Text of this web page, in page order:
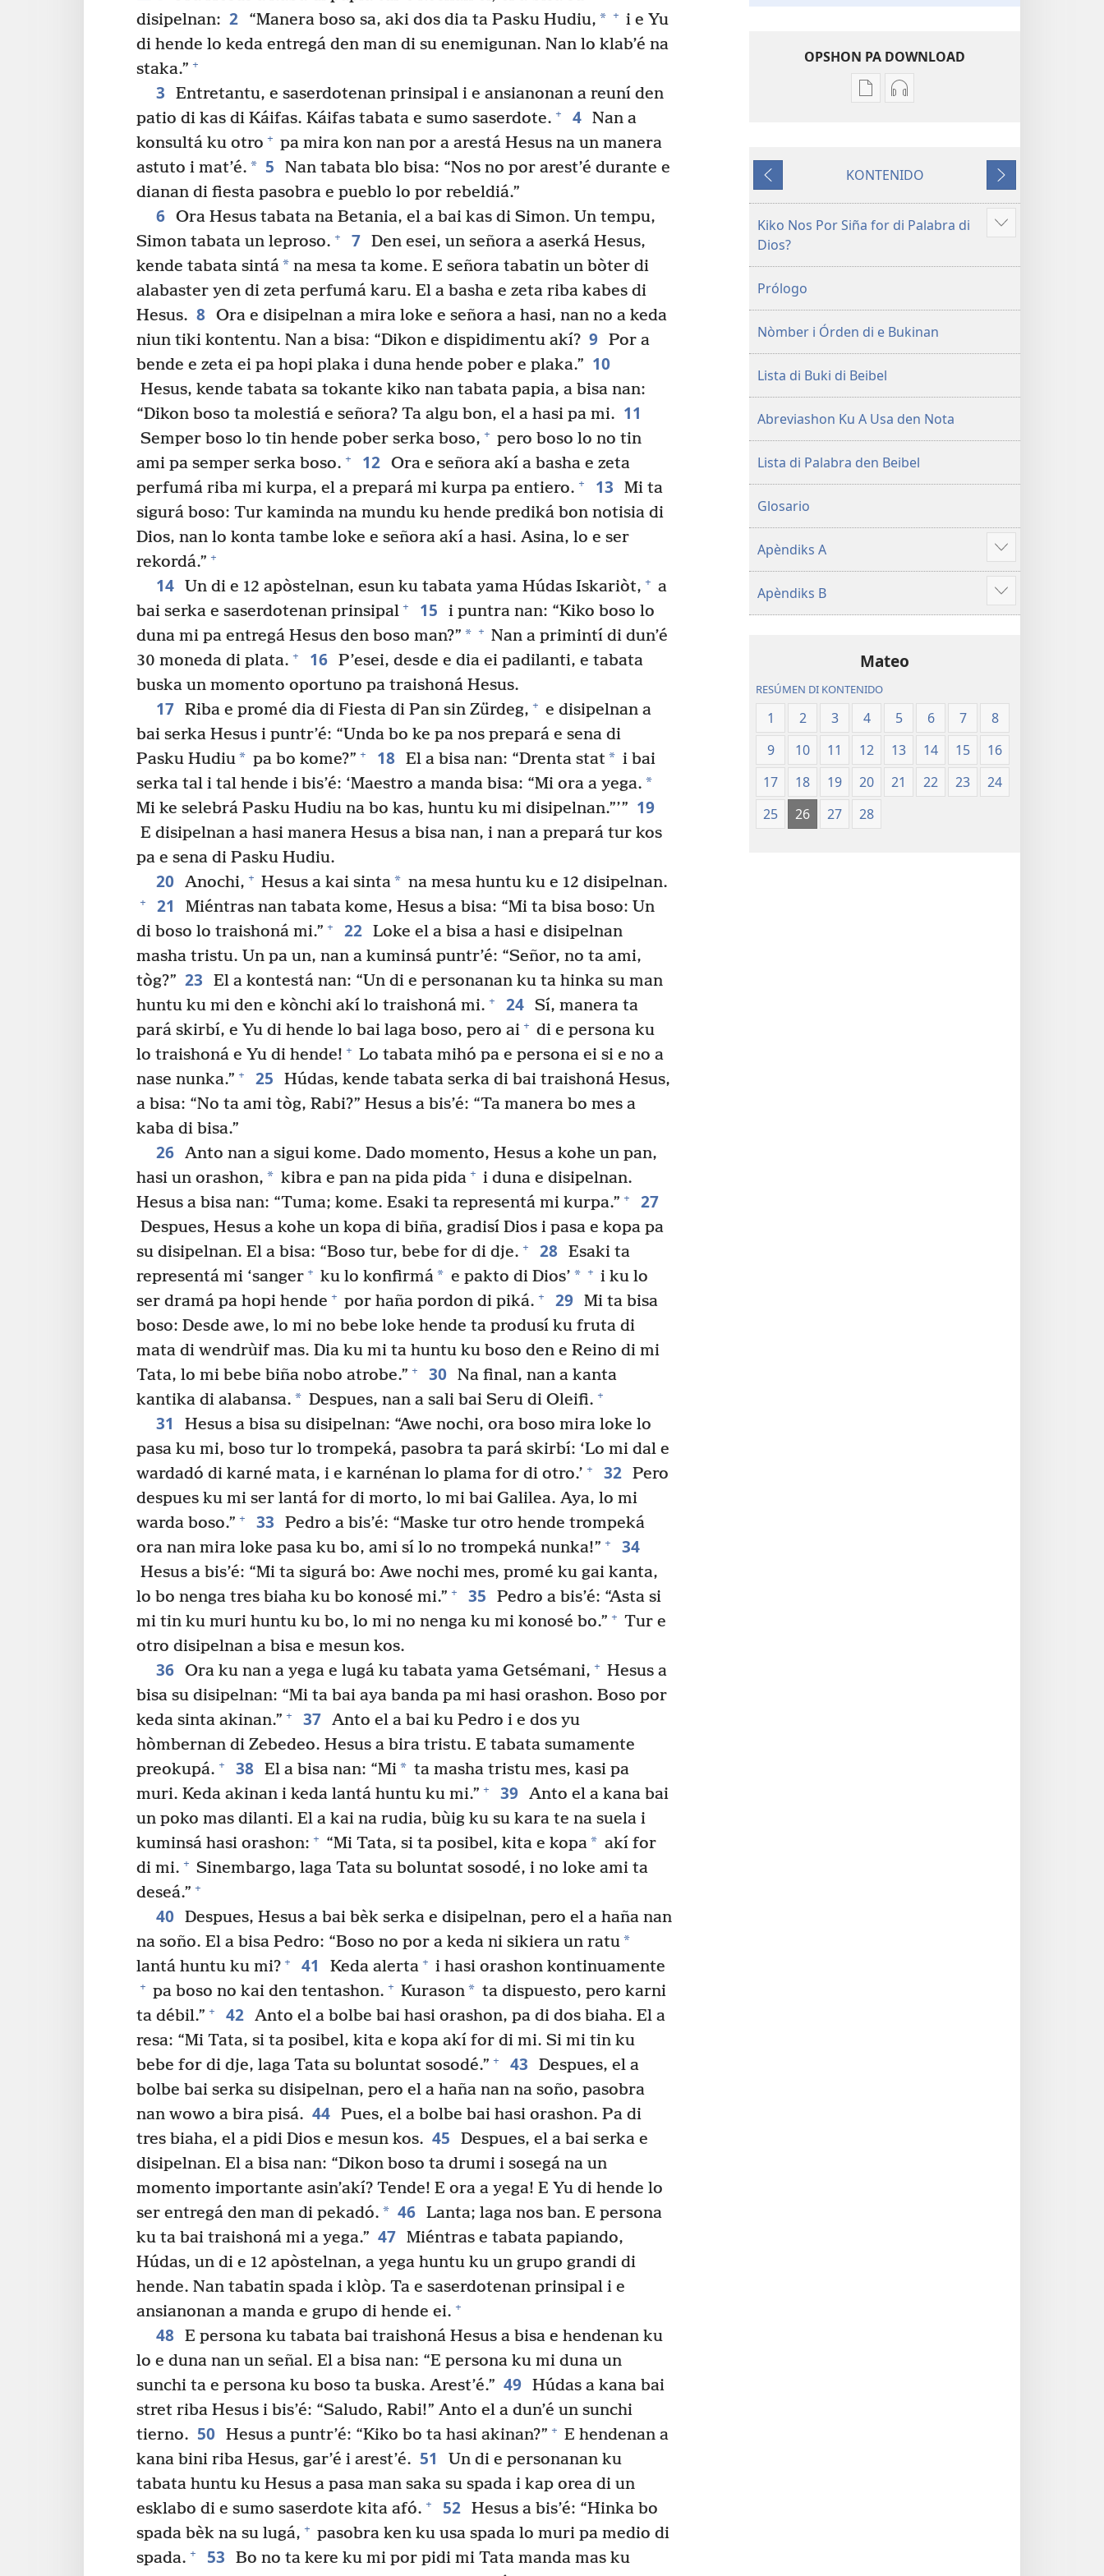
disipelnan: 2 “Manera boso sa, aki dos dia ta Pasku Hudiu, * + i e Yu
di hende lo keda entregá den man di su enemigunan. Nan lo klab’é na
staka.” +
3
Entretantu, e saserdotenan prinsipal i e ansianonan a reuní den
patio di kas di Káifas. Káifas tabata e sumo saserdote. + 4 Nan a
konsultá ku otro + pa mira kon nan por a arestá Hesus na un manera
astuto i mat’é. * 5
Nan tabata blo bisa: “Nos no por arest’é durante e
dianan di fiesta pasobra e pueblo lo por rebeldiá.”
6 Ora Hesus tabata na Betania, el a bai kas di Simon. Un tempu,
Simon tabata un leproso. + 7 Den esei, un señora a aserká Hesus,
kende tabata sintá* na mesa ta kome. E señora tabatin un bòter di
alabaster yen di zeta perfumá karu. El a basha e zeta riba kabes di
Hesus. 8 Ora e disipelnan a mira loke e señora a hasi, nan no a keda
niun tiki kontentu. Nan a bisa: “Dikon e dispidimentu akí? 9 Por a
bende e zeta ei pa hopi plaka i duna hende pober e plaka.” 10
Hesus, kende tabata sa tokante kiko nan tabata papia, a bisa nan:
“Dikon boso ta molestiá e señora? Ta algu bon, el a hasi pa mi. 11
Semper boso lo tin hende pober serka boso, + pero boso lo no tin
ami pa semper serka boso. + 12 Ora e señora akí a basha e zeta
perfumá riba mi kurpa, el a prepará mi kurpa pa entiero. + 13
Mi ta
sigurá boso: Tur kaminda na mundu ku hende prediká bon notisia di
Dios, nan lo konta tambe loke e señora akí a hasi. Asina, lo e ser
rekordá.” +
14 Un di e 12 apòstelnan, esun ku tabata yama Húdas Iskariòt, + a
bai serka e saserdotenan prinsipal + 15
i puntra nan: “Kiko boso lo
duna mi pa entregá Hesus den boso man?” * + Nan a primintí di dun’é
30 moneda di plata. + 16 P’esei, desde e dia ei padilanti, e tabata
buska un momento oportuno pa traishoná Hesus.
17 Riba e promé dia di Fiesta di Pan sin Zürdeg, + e disipelnan a
bai serka Hesus i puntr’é: “Unda bo ke pa nos prepará e sena di
Pasku Hudiu* pa bo kome?” + 18 El a bisa nan: “Drenta stat* i bai
serka tal i tal hende i bis’é: ‘Maestro a manda bisa: “Mi ora a yega. *
Mi ke selebrá Pasku Hudiu na bo kas, huntu ku mi disipelnan.”’” 19
E disipelnan a hasi manera Hesus a bisa nan, i nan a prepará tur kos
pa e sena di Pasku Hudiu.
20 Anochi, + Hesus a kai sinta* na mesa huntu ku e 12 disipelnan.
+ 21
Miéntras nan tabata kome, Hesus a bisa: “Mi ta bisa boso: Un
di boso lo traishoná mi.” + 22 Loke el a bisa a hasi e disipelnan
masha tristu. Un pa un, nan a kuminsá puntr’é: “Señor, no ta ami,
tòg?” 23
El a kontestá nan: “Un di e personanan ku ta hinka su man
huntu ku mi den e kònchi akí lo traishoná mi. + 24 Sí, manera ta
pará skirbí, e Yu di hende lo bai laga boso, pero ai + di e persona ku
lo traishoná e Yu di hende! + Lo tabata mihó pa e persona ei si e no a
nase nunka.” + 25
Húdas, kende tabata serka di bai traishoná Hesus,
a bisa: “No ta ami tòg, Rabi?” Hesus a bis’é: “Ta manera bo mes a
kaba di bisa.”
26 Anto nan a sigui kome. Dado momento, Hesus a kohe un pan,
hasi un orashon, * kibra e pan na pida pida + i duna e disipelnan.
Hesus a bisa nan: “Tuma; kome. Esaki ta representá mi kurpa.” + 27
Despues, Hesus a kohe un kopa di biña, gradisí Dios i pasa e kopa pa
su disipelnan. El a bisa: “Boso tur, bebe for di dje. + 28 Esaki ta
representá mi ‘sanger + ku lo konfirmá* e pakto di Dios’ * + i ku lo
ser dramá pa hopi hende + por haña pordon di piká. + 29 Mi ta bisa
boso: Desde awe, lo mi no bebe loke hende ta produsí ku fruta di
mata di wendrùif mas. Dia ku mi ta huntu ku boso den e Reino di mi
Tata, lo mi bebe biña nobo atrobe.” + 30 Na final, nan a kanta
kantika di alabansa. * Despues, nan a sali bai Seru di Oleifi. +
31
Hesus a bisa su disipelnan: “Awe nochi, ora boso mira loke lo
pasa ku mi, boso tur lo trompeká, pasobra ta pará skirbí: ‘Lo mi dal e
wardadó di karné mata, i e karnénan lo plama for di otro.’ + 32 Pero
despues ku mi ser lantá for di morto, lo mi bai Galilea. Aya, lo mi
warda boso.” + 33
Pedro a bis’é: “Maske tur otro hende trompeká
ora nan mira loke pasa ku bo, ami sí lo no trompeká nunka!” + 34
Hesus a bis’é: “Mi ta sigurá bo: Awe nochi mes, promé ku gai kanta,
lo bo nenga tres biaha ku bo konosé mi.” + 35
Pedro a bis’é: “Asta si
mi tin ku muri huntu ku bo, lo mi no nenga ku mi konosé bo.” + Tur e
otro disipelnan a bisa e mesun kos.
36 Ora ku nan a yega e lugá ku tabata yama Getsémani, + Hesus a
bisa su disipelnan: “Mi ta bai aya banda pa mi hasi orashon. Boso por
keda sinta akinan.” + 37 Anto el a bai ku Pedro i e dos yu
hòmbernan di Zebedeo. Hesus a bira tristu. E tabata sumamente
preokupá. + 38 El a bisa nan: “Mi* ta masha tristu mes, kasi pa
muri. Keda akinan i keda lantá huntu ku mi.” + 39 Anto el a kana bai
un poko mas dilanti. El a kai na rudia, bùig ku su kara te na suela i
kuminsá hasi orashon: + “Mi Tata, si ta posibel, kita e kopa* akí for
di mi. + Sinembargo, laga Tata su boluntat sosodé, i no loke ami ta
deseá.” +
40 Despues, Hesus a bai bèk serka e disipelnan, pero el a haña nan
na soño. El a bisa Pedro: “Boso no por a keda ni sikiera un ratu*
lantá huntu ku mi? + 41 Keda alerta + i hasi orashon kontinuamente
+ pa boso no kai den tentashon. + Kurason* ta dispuesto, pero karni
ta débil.” + 42 Anto el a bolbe bai hasi orashon, pa di dos biaha. El a
resa: “Mi Tata, si ta posibel, kita e kopa akí for di mi. Si mi tin ku
bebe for di dje, laga Tata su boluntat sosodé.” + 43
Despues, el a
bolbe bai serka su disipelnan, pero el a haña nan na soño, pasobra
nan wowo a bira pisá. 44 Pues, el a bolbe bai hasi orashon. Pa di
tres biaha, el a pidi Dios e mesun kos. 45
Despues, el a bai serka e
disipelnan. El a bisa nan: “Dikon boso ta drumi i sosegá na un
momento importante asin’akí? Tende! E ora a yega! E Yu di hende lo
ser entregá den man di pekadó. * 46 Lanta; laga nos ban. E persona
ku ta bai traishoná mi a yega.” 47 Miéntras e tabata papiando,
Húdas, un di e 12 apòstelnan, a yega huntu ku un grupo grandi di
hende. Nan tabatin spada i klòp. Ta e saserdotenan prinsipal i e
ansianonan a manda e grupo di hende ei. +
48 E persona ku tabata bai traishoná Hesus a bisa e hendenan ku
lo e duna nan un señal. El a bisa nan: “E persona ku mi duna un
sunchi ta e persona ku boso ta buska. Arest’é.” 49 Húdas a kana bai
stret riba Hesus i bis’é: “Saludo, Rabi!” Anto el a dun’é un sunchi
tierno. 50 Hesus a puntr’é: “Kiko bo ta hasi akinan?” + E hendenan a
kana bini riba Hesus, gar’é i arest’é. 51
Un di e personanan ku
tabata huntu ku Hesus a pasa man saka su spada i kap orea di un
esklabo di e sumo saserdote kita afó. + 52 Hesus a bis’é: “Hinka bo
spada bèk na su lugá, + pasobra ken ku usa spada lo muri pa medio di
spada. + 53
Bo no ta kere ku mi por pidi mi Tata manda mas ku
OPSHON PA DOWNLOAD
Opshon
Beibel
Tradukshon
di
Opshon
Beibel
Tradukshon
di
Anterior
KONTENIDO
Siguiente
Kiko Nos Por Siña for di Palabra di
Dios?
Mustra
Prólogo
Nòmber i Órden di e Bukinan
Lista di Buki di Beibel
Abreviashon Ku A Usa den Nota
Lista di Palabra den Beibel
Glosario
Apèndiks A
Mustra
mas
Apèndiks B
Mustra
mas
Mateo
RESÚMEN DI KONTENIDO
1 2 3 4 5 6 7
8
9
10 11 12 13 14 15
16
17
18 19 20 21 22 23
24
25
26 27 28